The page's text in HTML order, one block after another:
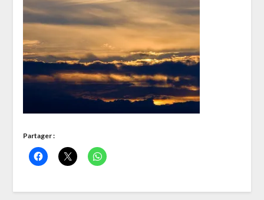
Partager :